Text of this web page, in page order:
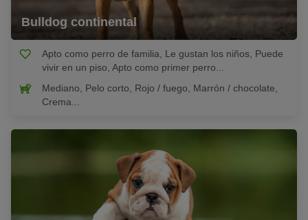
Bulldog continental
Apto como perro de familia, Le gustan los niños, Puede
vivir en un piso, Apto como primer perro...
Mediano, Pelo corto, Rojo / fuego, Marrón / chocolate,
Crema...